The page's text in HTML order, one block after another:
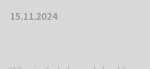
15.11.2024